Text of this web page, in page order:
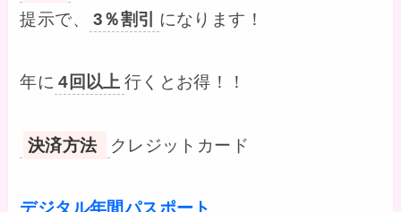
提示で、
3％割引 になります！
年に 4回以上 行くとお得！！
決済方法 クレジットカード